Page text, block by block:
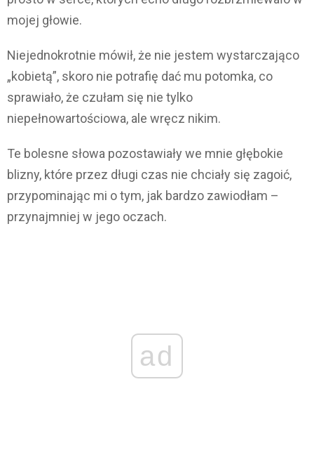
mojej głowie.
Niejednokrotnie mówił, że nie jestem wystarczająco
„kobietą”, skoro nie potrafię dać mu potomka, co
sprawiało, że czułam się nie tylko
niepełnowartościowa, ale wręcz nikim.
Te bolesne słowa pozostawiały we mnie głębokie
blizny, które przez długi czas nie chciały się zagoić,
przypominając mi o tym, jak bardzo zawiodłam –
przynajmniej w jego oczach.
ad